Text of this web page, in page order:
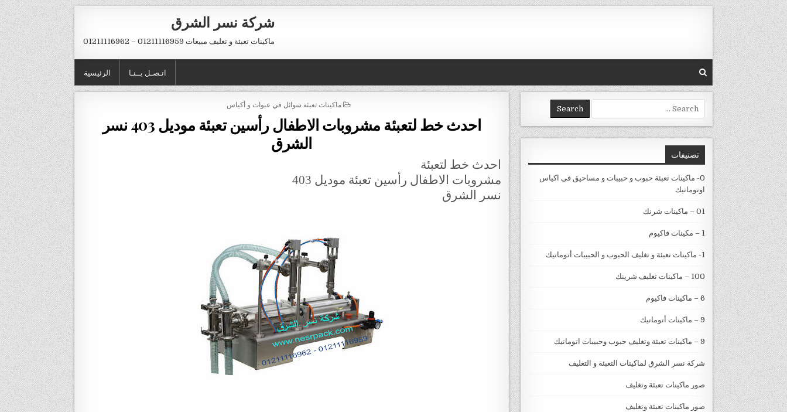
Skip to content
شركة نسر الشرق
ماكينات تعبئة و تغليف مبيعات 01211116959 – 01211116962
الرئيسية اتـصـل بــنـا
POSTED IN
ماكينات تعبئة سوائل في عبوات و أكياس
احدث خط لتعبئة مشروبات الاطفال رأسين تعبئة موديل 403 نسر
الشرق
احدث خط لتعبئة
مشروبات الاطفال رأسين تعبئة موديل 403
نسر الشرق
Search for:
تصنيفات
0- ماكينات تعبئة حبوب و حبيبات و مساحيق في اكياس
اوتوماتيك
01 – ماكينات شرنك
1 – مكينات فاكيوم
1- ماكينات تعبئة و تغليف الحبوب و الحبيبات أتوماتيك
100 – ماكينات تغليف شرينك
6 – ماكينات فاكيوم
9 – ماكينات أتوماتيك
9 – ماكينات تعبئة وتغليف حبوب وحبيبات اتوماتيك
شركة نسر الشرق لماكينات التعبئة و التغليف
صور ماكينات تعبئة وتغليف
صور ماكينات تعبئة وتغليف